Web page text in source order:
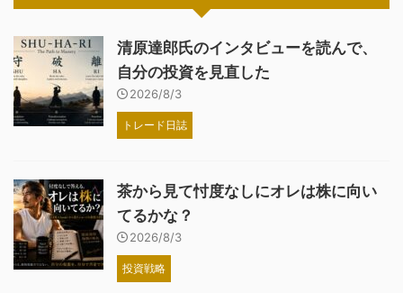
清原達郎氏のインタビューを読んで、
自分の投資を見直した
2026/8/3
トレード日誌
茶から見て忖度なしにオレは株に向い
てるかな？
2026/8/3
投資戦略